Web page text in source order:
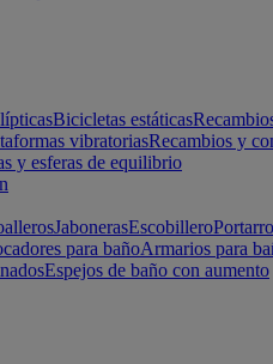
Bicicletas estáticas
vibratoriasRecambios y
y esferas de equilibrio
JabonerasEscobillero
para bañoArmarios para
Espejos de baño con aumento